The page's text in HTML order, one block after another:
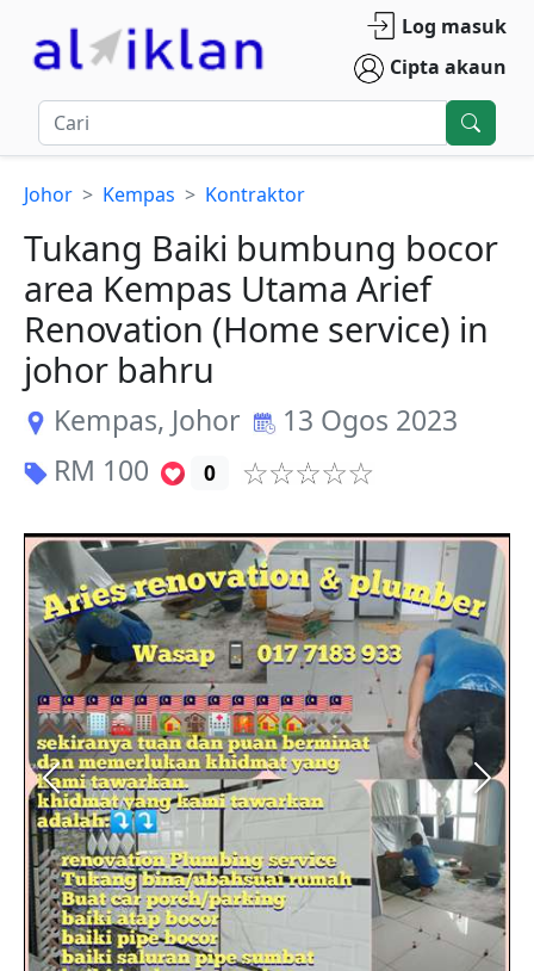
Log masuk
Cipta akaun
Johor Kempas Kontraktor
Tukang Baiki bumbung bocor
area Kempas Utama Arief
Renovation (Home service) in
johor bahru
Kempas, Johor
13 Ogos 2023
RM 100 0